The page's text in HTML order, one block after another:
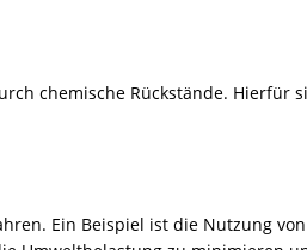
chemische Rückstände. Hierfür
Ein Beispiel ist die Nutzung